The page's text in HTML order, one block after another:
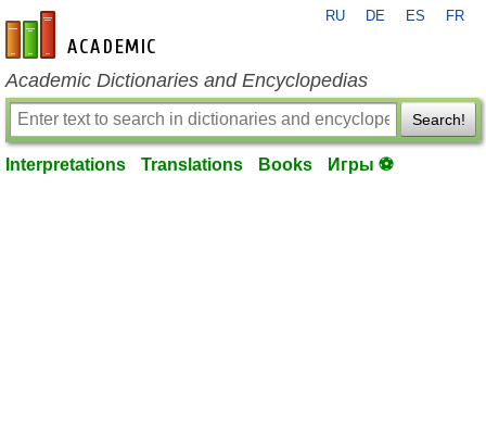
en-academic.com
RU DE ES FR
Academic Dictionaries and Encyclopedias
Search!
Interpretations Translations Books Игры ⚽